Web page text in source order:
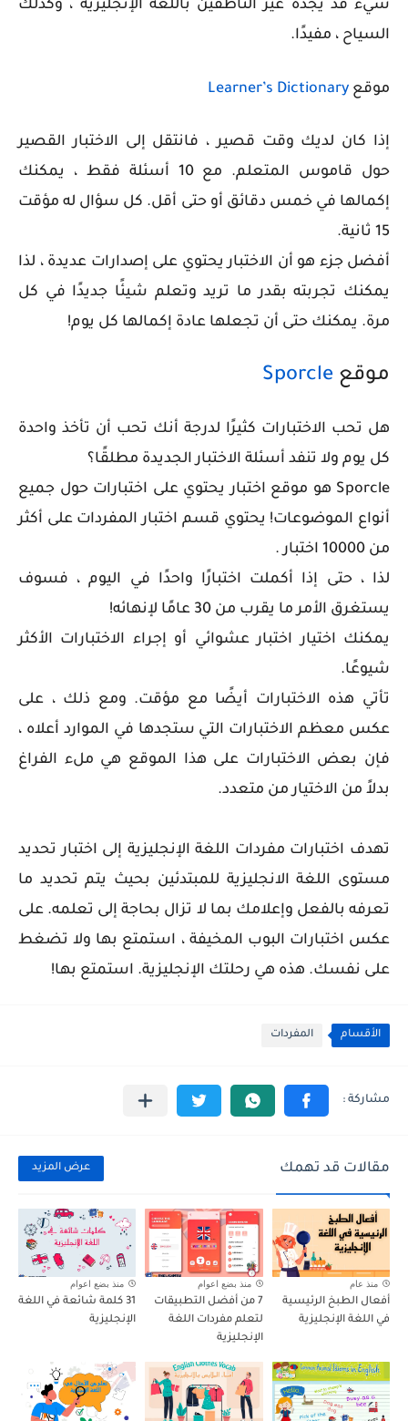
شيء قد يجده غير الناطقين باللغة الإنجليزية ، وكذلك
السياح ، مفيدًا.
موقع Learner’s Dictionary
إذا كان لديك وقت قصير ، فانتقل إلى الاختبار القصير
حول قاموس المتعلم. مع 10 أسئلة فقط ، يمكنك
إكمالها في خمس دقائق أو حتى أقل. كل سؤال له مؤقت
15 ثانية.
أفضل جزء هو أن الاختبار يحتوي على إصدارات عديدة ، لذا
يمكنك تجربته بقدر ما تريد وتعلم شيئًا جديدًا في كل
مرة. يمكنك حتى أن تجعلها عادة إكمالها كل يوم!
موقع Sporcle
هل تحب الاختبارات كثيرًا لدرجة أنك تحب أن تأخذ واحدة
كل يوم ولا تنفد أسئلة الاختبار الجديدة مطلقًا؟
Sporcle هو موقع اختبار يحتوي على اختبارات حول جميع
أنواع الموضوعات! يحتوي قسم اختبار المفردات على أكثر
من 10000 اختبار .
لذا ، حتى إذا أكملت اختبارًا واحدًا في اليوم ، فسوف
يستغرق الأمر ما يقرب من 30 عامًا لإنهائه!
يمكنك اختيار اختبار عشوائي أو إجراء الاختبارات الأكثر
شيوعًا.
تأتي هذه الاختبارات أيضًا مع مؤقت. ومع ذلك ، على
عكس معظم الاختبارات التي ستجدها في الموارد أعلاه ،
فإن بعض الاختبارات على هذا الموقع هي ملء الفراغ
بدلاً من الاختيار من متعدد.
تهدف اختبارات مفردات اللغة الإنجليزية إلى اختبار تحديد
مستوى اللغة الانجليزية للمبتدئين بحيث يتم تحديد ما
تعرفه بالفعل وإعلامك بما لا تزال بحاجة إلى تعلمه. على
عكس اختبارات البوب ​​المخيفة ، استمتع بها ولا تضغط
على نفسك. هذه هي رحلتك الإنجليزية. استمتع بها!
الأقسام المفردات
مقالات قد تهمك عرض المزيد
منذ عام
أفعال الطبخ الرئيسية
في اللغة الإنجليزية
منذ بضع اعوام
7 من أفضل التطبيقات
لتعلم مفردات اللغة
الإنجليزية
منذ بضع اعوام
31 كلمة شائعة في اللغة
الإنجليزية